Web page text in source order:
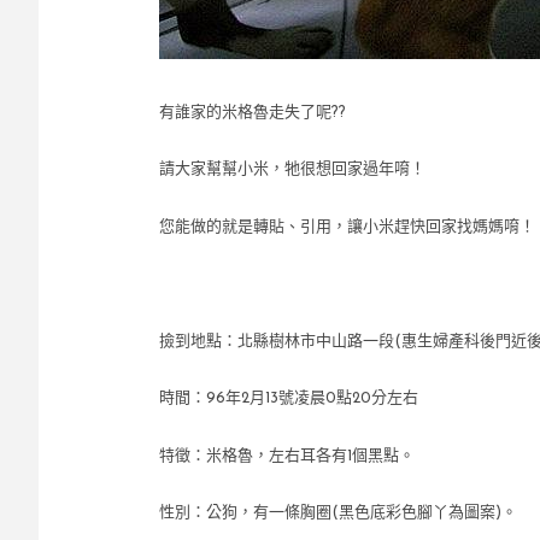
有誰家的米格魯走失了呢??
請大家幫幫小米，牠很想回家過年唷！
您能做的就是轉貼、引用，讓小米趕快回家找媽媽唷！
撿到地點：北縣樹林市中山路一段(惠生婦產科後門近
時間：96年2月13號凌晨0點20分左右
特徵：米格魯，左右耳各有1個黑點。
性別：公狗，有一條胸圈(黑色底彩色腳丫為圖案)。